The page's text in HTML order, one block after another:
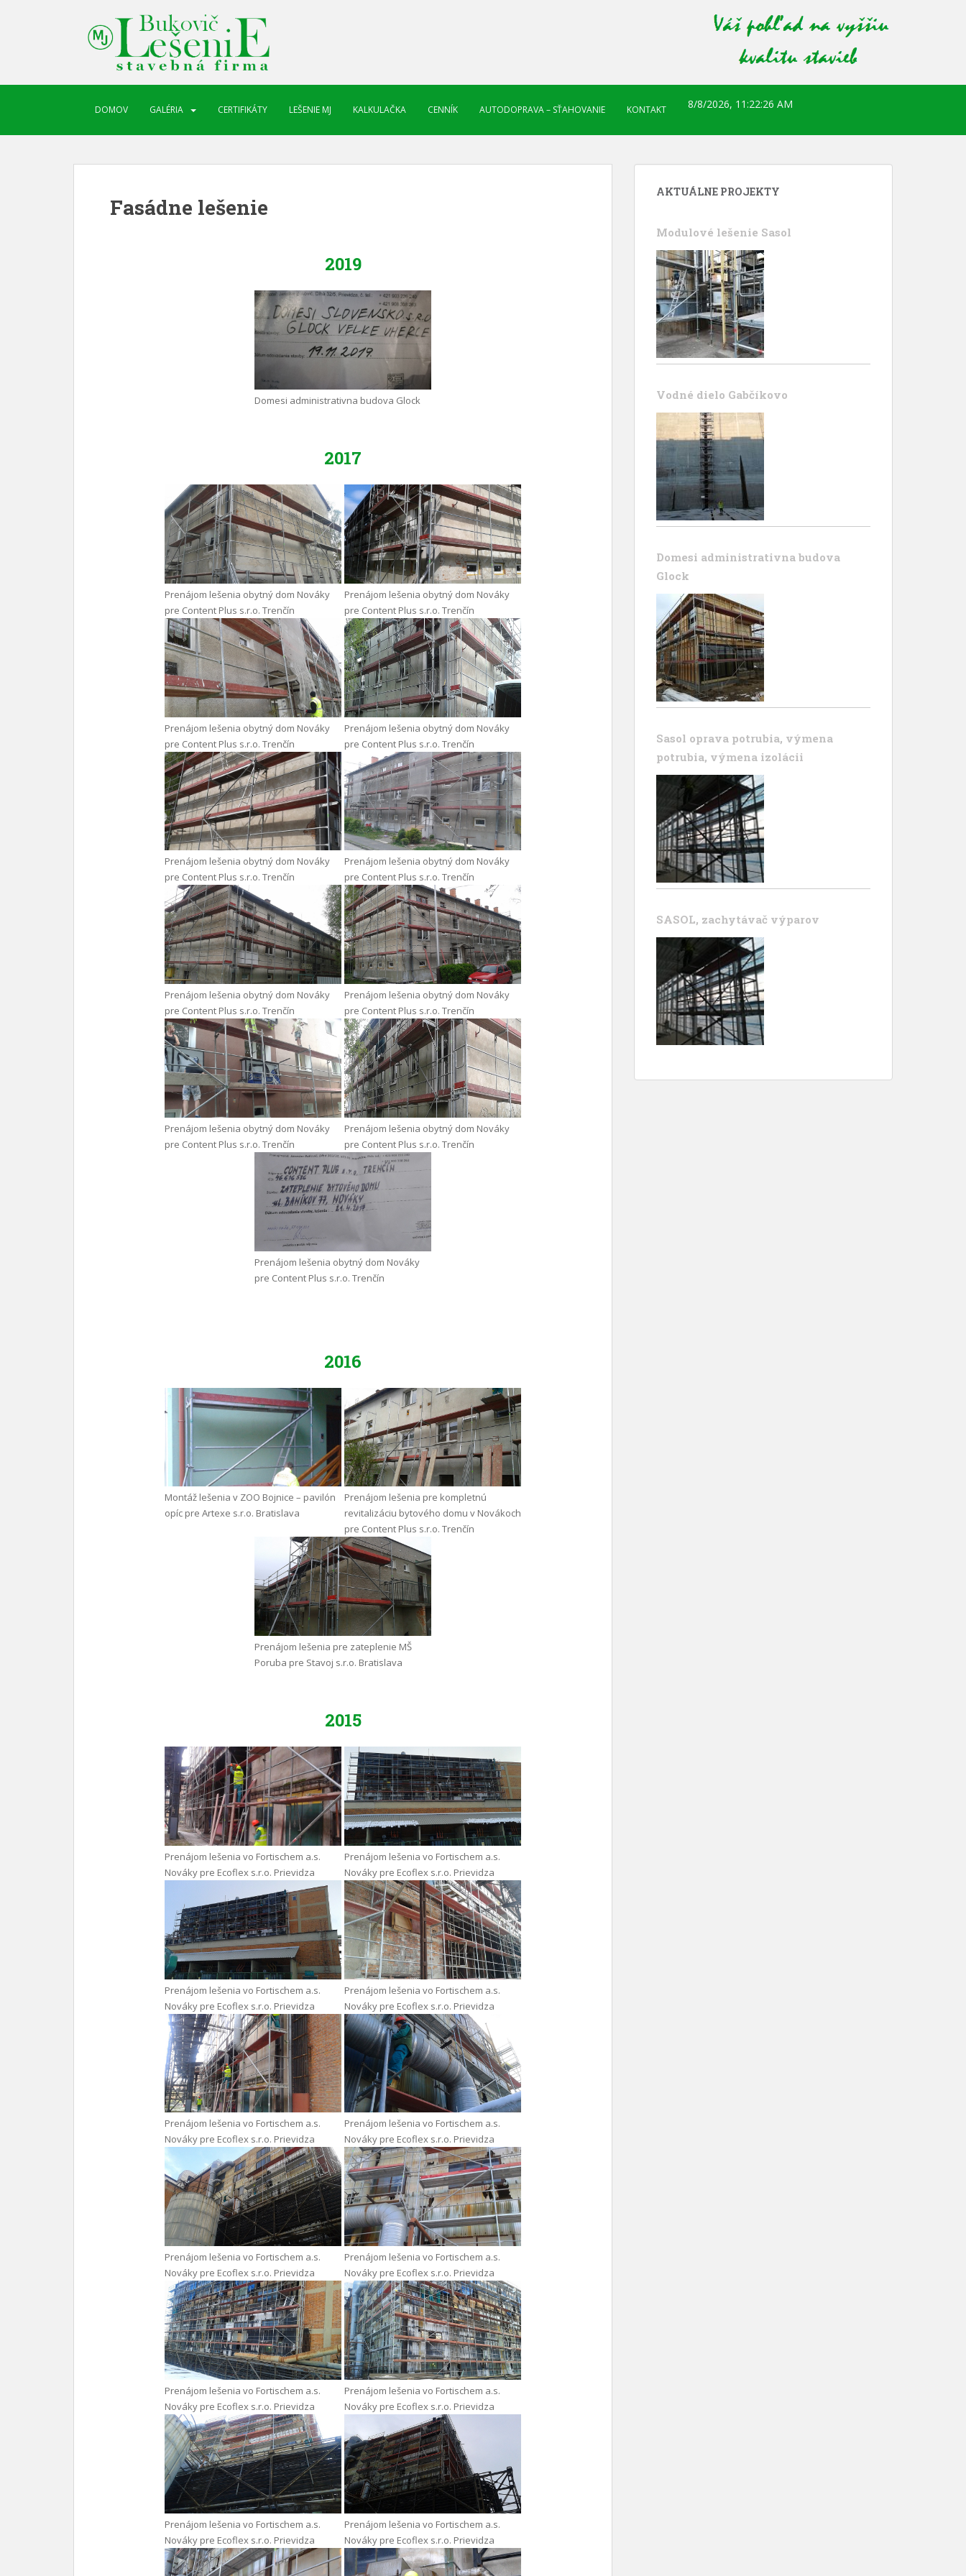
DOMOV GALÉRIA CERTIFIKÁTY LEŠENIE MJ KALKULAČKA CENNÍK AUTODOPRAVA – SŤAHOVANIE KONTAKT 8/8/2026, 11:22:27 AM
Fasádne lešenie
2019
Domesi administrativna budova Glock
2017
Prenájom lešenia obytný dom Nováky
pre Content Plus s.r.o. Trenčín
Prenájom lešenia obytný dom Nováky
pre Content Plus s.r.o. Trenčín
Prenájom lešenia obytný dom Nováky
pre Content Plus s.r.o. Trenčín
Prenájom lešenia obytný dom Nováky
pre Content Plus s.r.o. Trenčín
Prenájom lešenia obytný dom Nováky
pre Content Plus s.r.o. Trenčín
Prenájom lešenia obytný dom Nováky
pre Content Plus s.r.o. Trenčín
Prenájom lešenia obytný dom Nováky
pre Content Plus s.r.o. Trenčín
Prenájom lešenia obytný dom Nováky
pre Content Plus s.r.o. Trenčín
Prenájom lešenia obytný dom Nováky
pre Content Plus s.r.o. Trenčín
Prenájom lešenia obytný dom Nováky
pre Content Plus s.r.o. Trenčín
Prenájom lešenia obytný dom Nováky
pre Content Plus s.r.o. Trenčín
2016
Montáž lešenia v ZOO Bojnice – pavilón
opíc pre Artexe s.r.o. Bratislava
Prenájom lešenia pre kompletnú
revitalizáciu bytového domu v Novákoch
pre Content Plus s.r.o. Trenčín
Prenájom lešenia pre zateplenie MŠ
Poruba pre Stavoj s.r.o. Bratislava
2015
Prenájom lešenia vo Fortischem a.s.
Nováky pre Ecoflex s.r.o. Prievidza
Prenájom lešenia vo Fortischem a.s.
Nováky pre Ecoflex s.r.o. Prievidza
Prenájom lešenia vo Fortischem a.s.
Nováky pre Ecoflex s.r.o. Prievidza
Prenájom lešenia vo Fortischem a.s.
Nováky pre Ecoflex s.r.o. Prievidza
Prenájom lešenia vo Fortischem a.s.
Nováky pre Ecoflex s.r.o. Prievidza
Prenájom lešenia vo Fortischem a.s.
Nováky pre Ecoflex s.r.o. Prievidza
Prenájom lešenia vo Fortischem a.s.
Nováky pre Ecoflex s.r.o. Prievidza
Prenájom lešenia vo Fortischem a.s.
Nováky pre Ecoflex s.r.o. Prievidza
Prenájom lešenia vo Fortischem a.s.
Nováky pre Ecoflex s.r.o. Prievidza
Prenájom lešenia vo Fortischem a.s.
Nováky pre Ecoflex s.r.o. Prievidza
Prenájom lešenia vo Fortischem a.s.
Nováky pre Ecoflex s.r.o. Prievidza
Prenájom lešenia vo Fortischem a.s.
Nováky pre Ecoflex s.r.o. Prievidza
AKTUÁLNE PROJEKTY
Modulové lešenie Sasol
Vodné dielo Gabčíkovo
Domesi administrativna budova
Glock
Sasol oprava potrubia, výmena
potrubia, výmena izolácii
SASOL, zachytávač výparov